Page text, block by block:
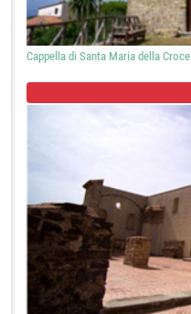
Cappella di Santa Maria della Croce